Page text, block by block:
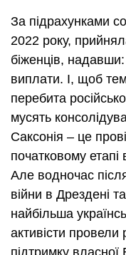
За підрахунками
2022 року,
біженців,
виплати. І, щоб
перебита
мусять
Саксонія – це
початковому етапі
Але водночас
війни в Дрездені
найбільша
активісти провели
підтримку